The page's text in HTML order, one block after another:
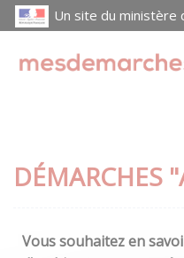
Un site du ministère
DÉMARCHES
Vous souhaitez en